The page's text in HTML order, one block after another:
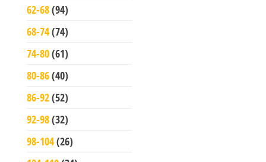
62-68(94)
68-74(74)
74-80(61)
80-86(40)
86-92(52)
92-98(32)
98-104(26)